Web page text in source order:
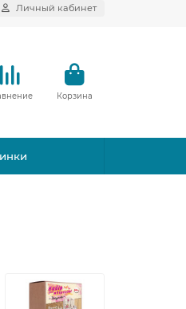
Личный кабинет
Корзина